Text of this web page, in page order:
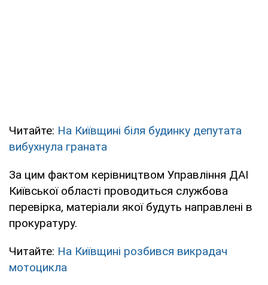
Читайте: На Київщині біля будинку депутата
вибухнула граната
За цим фактом керівництвом Управління ДАІ
Київської області проводиться службова
перевірка, матеріали якої будуть направлені в
прокуратуру.
Читайте: На Київщині розбився викрадач
мотоцикла